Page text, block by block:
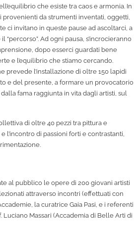
che esiste tra caos e armonia. In
provenienti da strumenti inventati, oggetti,
ci invitano in queste pause ad ascoltarci, a
Ad ogni pausa, s’incrocieranno
dopo esserci guardati bene
e l’equilibrio che stiamo cercando.
prevede l’installazione di oltre 150 lapidi
e del presente, a formare un provocatorio
fama raggiunta in vita dagli artisti, sul
di oltre 40 pezzi tra pittura e
l’incontro di passioni forti e contrastanti,
al pubblico le opere di 200 giovani artisti
attraverso incontri (effettuati con
la curatrice Gaia Pasi, e i referenti
Massari (Accademia di Belle Arti di